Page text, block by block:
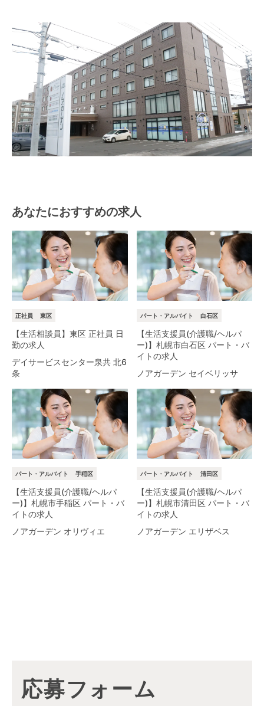
あなたにおすすめの求人
正社員 東区
【生活相談員】東区 正社員 日
勤の求人
デイサービスセンター泉共 北6
条
パート・アルバイト 白石区
【生活支援員(介護職/ヘルパ
ー)】札幌市白石区 パート・バ
イトの求人
ノアガーデン セイベリッサ
パート・アルバイト 手稲区
【生活支援員(介護職/ヘルパ
ー)】札幌市手稲区 パート・バ
イトの求人
ノアガーデン オリヴィエ
パート・アルバイト 清田区
【生活支援員(介護職/ヘルパ
ー)】札幌市清田区 パート・バ
イトの求人
ノアガーデン エリザベス
応募フォーム